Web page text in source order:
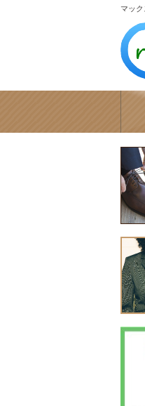
マッ